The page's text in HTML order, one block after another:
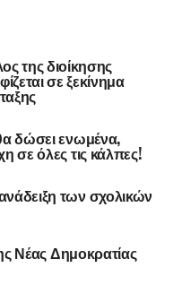
της διοίκησης
σε ξεκίνημα
δώσει ενωμένα,
σε όλες τις κάλπες!
των σχολικών
Νέας Δημοκρατίας